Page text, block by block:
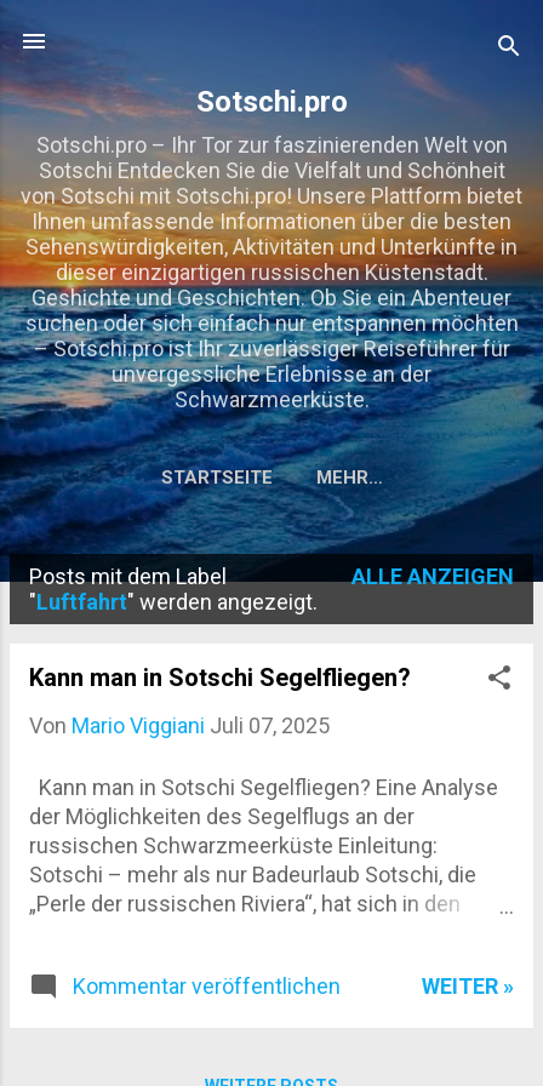
Sotschi.pro
Sotschi.pro – Ihr Tor zur faszinierenden Welt von
Sotschi Entdecken Sie die Vielfalt und Schönheit
von Sotschi mit Sotschi.pro! Unsere Plattform bietet
Ihnen umfassende Informationen über die besten
Sehenswürdigkeiten, Aktivitäten und Unterkünfte in
dieser einzigartigen russischen Küstenstadt.
Geshichte und Geschichten. Ob Sie ein Abenteuer
suchen oder sich einfach nur entspannen möchten
– Sotschi.pro ist Ihr zuverlässiger Reiseführer für
unvergessliche Erlebnisse an der
Schwarzmeerküste.
STARTSEITE MEHR…
P
Posts mit dem Label
"Luftfahrt" werden angezeigt.
ALLE ANZEIGEN
Kann man in Sotschi Segelfliegen?
Von Mario Viggiani Juli 07, 2025
Kann man in Sotschi Segelfliegen? Eine Analyse
der Möglichkeiten des Segelflugs an der
russischen Schwarzmeerküste Einleitung:
Sotschi – mehr als nur Badeurlaub Sotschi, die
„Perle der russischen Riviera“, hat sich in den
Tourismuszentrum mit internationalem
Sotschi weltweit bekannt. Doch während der
Kommentar veröffentlichen WEITER »